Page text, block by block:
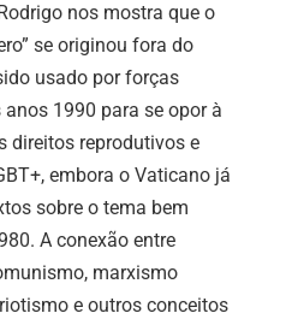
nos mostra que o
se originou fora do
usado por forças
1990 para se opor à
direitos reprodutivos e
embora o Vaticano já
sobre o tema bem
A conexão entre
marxismo
e outros conceitos